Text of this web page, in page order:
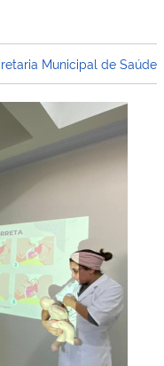
Municipal de Saúde